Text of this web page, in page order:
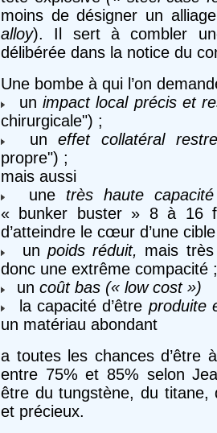
moins de désigner un
alloy). Il sert à combler
délibérée dans la notice du
Une bombe à qui l’on
un impact local précis et
chirurgicale") ;
uneffet collatéral
propre") ;
mais aussi
une très haute
« bunker buster » 8 à 16
d’atteindre le cœur d’une
un poids réduit, mais
donc une extrême compacité ;
un coût bas (« low cost »)
la capacité d’être produite
un matériau abondant
a toutes les chances d’être
entre 75% et 85% selon
être du tungstène, du titane,
et précieux.